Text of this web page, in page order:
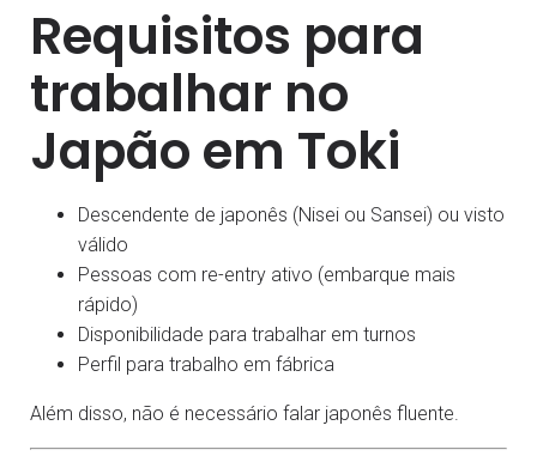
Requisitos para
trabalhar no
Japão em Toki
Descendente de japonês (Nisei ou Sansei) ou visto
válido
Pessoas com re-entry ativo (embarque mais
rápido)
Disponibilidade para trabalhar em turnos
Perfil para trabalho em fábrica
Além disso, não é necessário falar japonês fluente.